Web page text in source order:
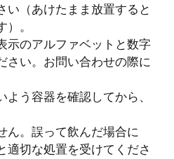
い（あけたまま放置すると
。
のアルファベットと数字
さい。お問い合わせの際に
う容器を確認してから、
。誤って飲んだ場合に
適切な処置を受けてくださ